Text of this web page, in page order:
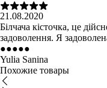
21.08.2020
Білчача кісточка, це
задоволення. Я
●●●●●
Yulia Sanina
Похожие товары